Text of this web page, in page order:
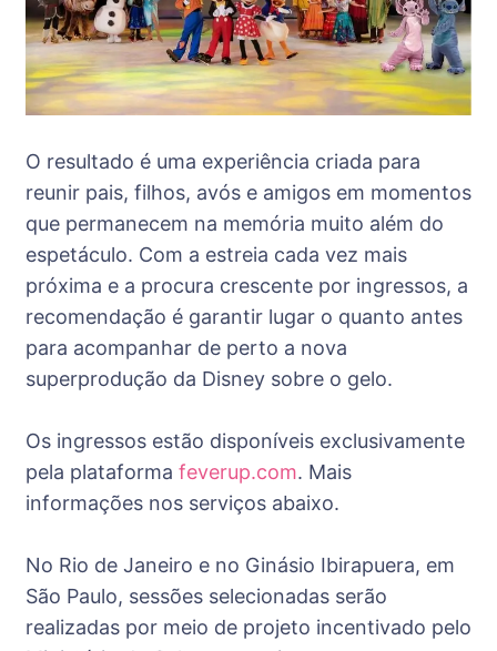
O resultado é uma experiência criada para
reunir pais, filhos, avós e amigos em momentos
que permanecem na memória muito além do
espetáculo. Com a estreia cada vez mais
próxima e a procura crescente por ingressos, a
recomendação é garantir lugar o quanto antes
para acompanhar de perto a nova
superprodução da Disney sobre o gelo.
Os ingressos estão disponíveis exclusivamente
pela plataforma feverup.com. Mais
informações nos serviços abaixo.
No Rio de Janeiro e no Ginásio Ibirapuera, em
São Paulo, sessões selecionadas serão
realizadas por meio de projeto incentivado pelo